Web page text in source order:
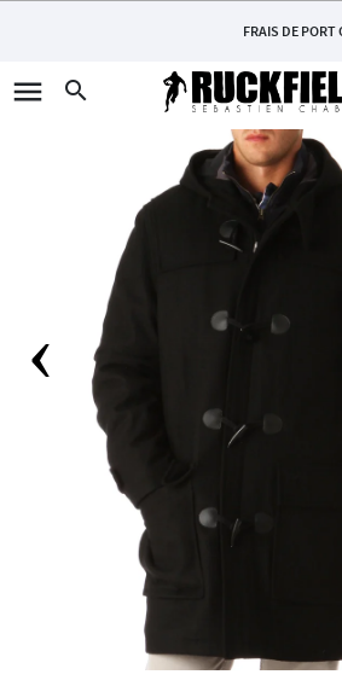
FRAIS DE PORT
menu search